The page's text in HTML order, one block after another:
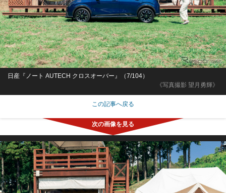
《写真撮影 望月勇輝》
日産『ノート AUTECH クロスオーバー』（7/104）
この記事へ戻る